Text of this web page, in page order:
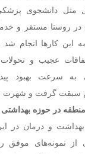
یعنی ۷ سال مثل
در روستا مستقر و
این کارها انجام
عجیب و
به سرعت بهبود
سبقت گرفت و شهرت
در حوزه بهداشتی
و درمان در
از نمونه‌های